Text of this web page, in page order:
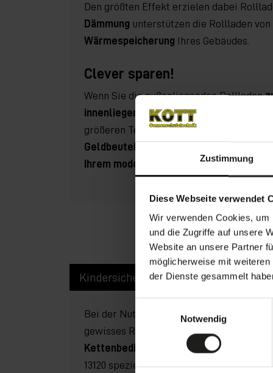
Zustimmung
Diese Webseite verwendet
Wir verwenden Cookies,
und die Zugriffe auf unsere
Website an unsere Partner
möglicherweise mit
der Dienste gesammelt
i
w
i
Notwendig
Den größten Effekt erzielen dabei
Dämmung unterstützen die Rollladen von
Wärmespeicherung Ihres Gebäudes.
Clever sparen!
Wenn Sie die außenliegenden Rollladen
innenliegenden Sonnenschutzprodukt
größeren Teil der Heizenergie einsparen.
Geldbeutel
Ihrem modernisierten Haus.
Kindersicherheit Einbruchschutz
Bei der Nutzung von innenliegendem
gewisses Risiko.
Kleinkinder
Kettenbedienungen verletzen
. Diese
13120 speziellgesichertund außerhalb